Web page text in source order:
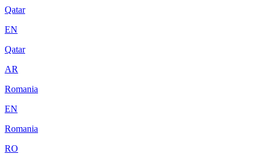
Qatar
EN
Qatar
AR
Romania
EN
Romania
RO